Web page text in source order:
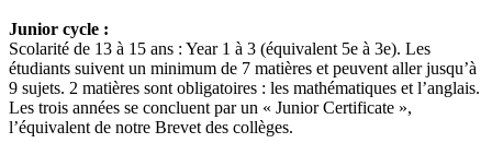
Junior cycle :
Scolarité de 13 à 15 ans : Year 1 à 3 (équivalent 5e à 3e). Les
étudiants suivent un minimum de 7 matières et peuvent aller jusqu’à
9 sujets. 2 matières sont obligatoires : les mathématiques et l’anglais.
Les trois années se concluent par un « Junior Certificate »,
l’équivalent de notre Brevet des collèges.